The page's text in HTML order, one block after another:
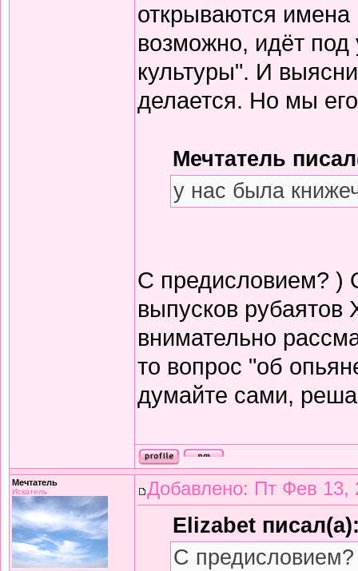
открываются имена
возможно, идёт под
культуры". И
делается. Но мы
Мечтатель
у нас была
С предисловием? )
выпусков рубаятов
внимательно
то вопрос "об
думайте сами,
Мечтатель
Искатель Добавлено: Пт Фев 13,
Elizabet
С